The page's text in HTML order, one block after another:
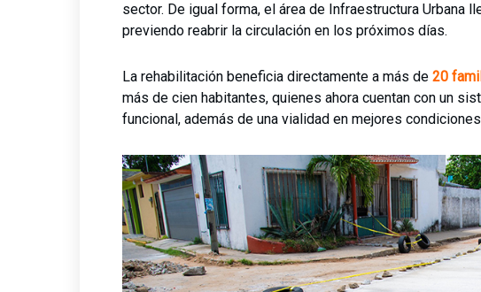
sector. De igual forma, el área de Infraestructura Urbana
previendo reabrir la circulación en los próximos días.
La rehabilitación beneficia directamente a más de 20
más de cien habitantes, quienes ahora cuentan con un
funcional, además de una vialidad en mejores